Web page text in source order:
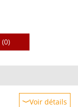
(0)
Voir détails